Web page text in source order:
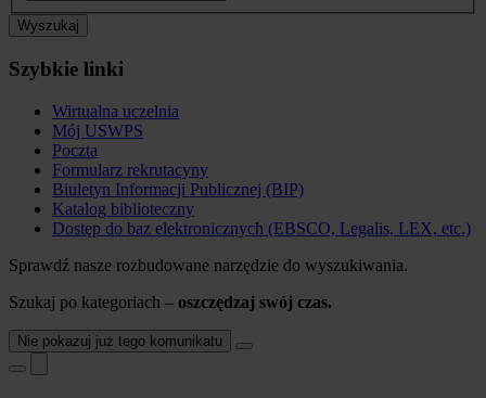
Wyszukaj
Szybkie linki
Wirtualna uczelnia
Mój USWPS
Poczta
Formularz rekrutacyny
Biuletyn Informacji Publicznej (BIP)
Katalog biblioteczny
Dostęp do baz elektronicznych (EBSCO, Legalis, LEX, etc.)
Sprawdź nasze rozbudowane narzędzie do wyszukiwania.
Szukaj po kategoriach – oszczędzaj swój czas.
Nie pokazuj już tego komunikatu